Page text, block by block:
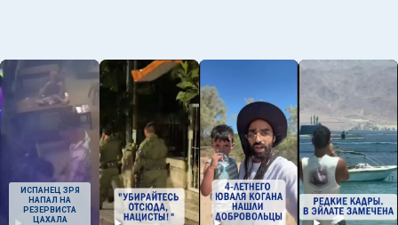
ИСПАНЕЦ ЗРЯ
НАПАЛ НА
РЕЗЕРВИСТА
ЦАХАЛА